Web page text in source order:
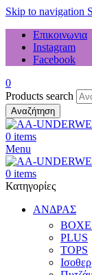
Skip to navigation
Επικοινωνια
Instagram
Facebook
0
Products search
Αναζήτηση
0 items
Menu
0 items
Κατηγορίες
ΑΝΔΡΑΣ
PLUS
TOPS